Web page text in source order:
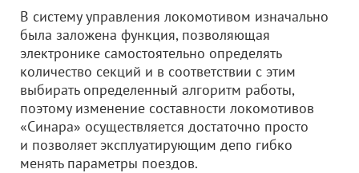
В систему управления локомотивом изначально
была заложена функция, позволяющая
электронике самостоятельно определять
количество секций и в соответствии с этим
выбирать определенный алгоритм работы,
поэтому изменение составности локомотивов
«Синара» осуществляется достаточно просто
и позволяет эксплуатирующим депо гибко
менять параметры поездов.